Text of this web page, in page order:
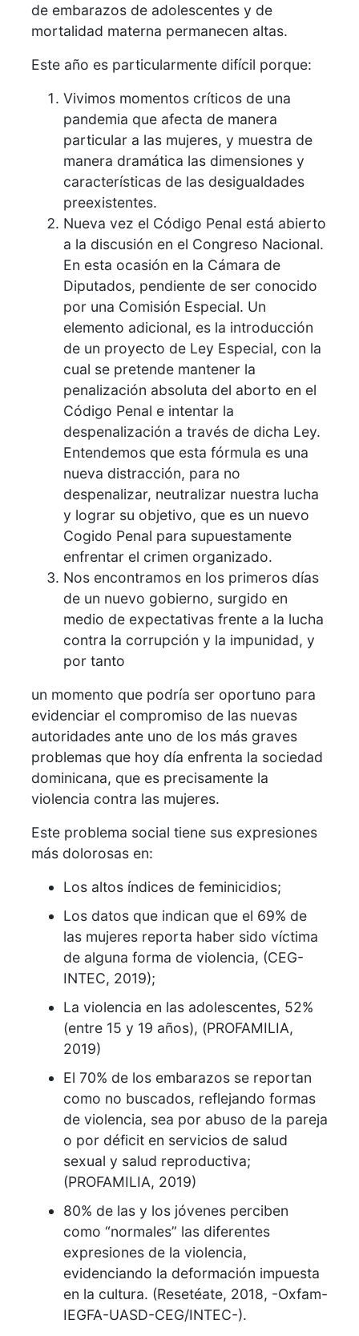
de embarazos de adolescentes y de
mortalidad materna permanecen altas.
Este año es particularmente difícil porque:
Vivimos momentos críticos de una
pandemia que afecta de manera
particular a las mujeres, y muestra de
manera dramática las dimensiones y
características de las desigualdades
preexistentes.
Nueva vez el Código Penal está abierto
a la discusión en el Congreso Nacional.
En esta ocasión en la Cámara de
Diputados, pendiente de ser conocido
por una Comisión Especial. Un
elemento adicional, es la introducción
de un proyecto de Ley Especial, con la
cual se pretende mantener la
penalización absoluta del aborto en el
Código Penal e intentar la
despenalización a través de dicha Ley.
Entendemos que esta fórmula es una
nueva distracción, para no
despenalizar, neutralizar nuestra lucha
y lograr su objetivo, que es un nuevo
Cogido Penal para supuestamente
enfrentar el crimen organizado.
Nos encontramos en los primeros días
de un nuevo gobierno, surgido en
medio de expectativas frente a la lucha
contra la corrupción y la impunidad, y
por tanto
un momento que podría ser oportuno para
evidenciar el compromiso de las nuevas
autoridades ante uno de los más graves
problemas que hoy día enfrenta la sociedad
dominicana, que es precisamente la
violencia contra las mujeres.
Este problema social tiene sus expresiones
más dolorosas en:
Los altos índices de feminicidios;
Los datos que indican que el 69% de
las mujeres reporta haber sido víctima
de alguna forma de violencia, (CEG-
INTEC, 2019);
La violencia en las adolescentes, 52%
(entre 15 y 19 años), (PROFAMILIA,
2019)
El 70% de los embarazos se reportan
como no buscados, reflejando formas
de violencia, sea por abuso de la pareja
o por déficit en servicios de salud
sexual y salud reproductiva;
(PROFAMILIA, 2019)
80% de las y los jóvenes perciben
como “normales” las diferentes
expresiones de la violencia,
evidenciando la deformación impuesta
en la cultura. (Resetéate, 2018, -Oxfam-
IEGFA-UASD-CEG/INTEC-).